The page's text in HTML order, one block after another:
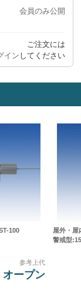
会員のみ公開
ご注文には
イン してください
100
参考上代
オープン
屋外・屋
警戒型